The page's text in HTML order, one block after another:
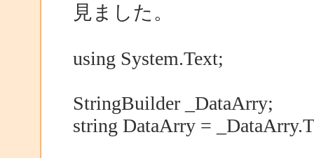
見ました。
using System.Text;
StringBuilder _DataArry;
string DataArry =